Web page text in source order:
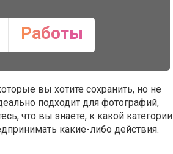
Работы
вы хотите сохранить, но не
подходит для фотографий,
что вы знаете, к какой категории
какие-либо действия.